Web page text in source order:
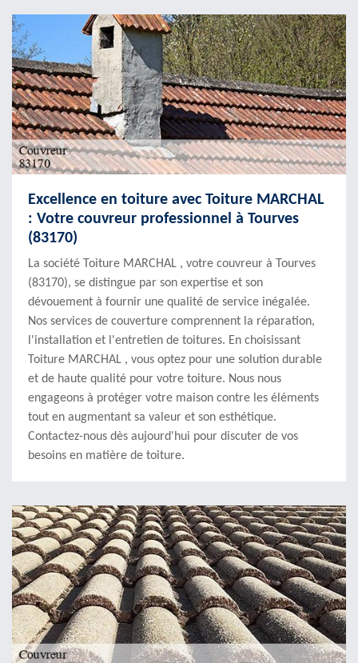
Excellence en toiture avec Toiture MARCHAL
: Votre couvreur professionnel à Tourves
(83170)
La société Toiture MARCHAL , votre couvreur à Tourves
(83170), se distingue par son expertise et son
dévouement à fournir une qualité de service inégalée.
Nos services de couverture comprennent la réparation,
l'installation et l'entretien de toitures. En choisissant
Toiture MARCHAL , vous optez pour une solution durable
et de haute qualité pour votre toiture. Nous nous
engageons à protéger votre maison contre les éléments
tout en augmentant sa valeur et son esthétique.
Contactez-nous dès aujourd'hui pour discuter de vos
besoins en matière de toiture.